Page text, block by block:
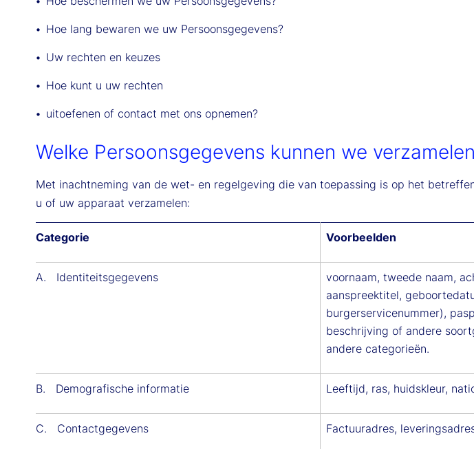
Hoe lang bewaren we uw Persoonsgegevens?
Uw rechten en keuzes
Hoe kunt u uw rechten
uitoefenen of contact met ons opnemen?
Welke Persoonsgegevens kunnen we
Met inachtneming van de wet- en regelgeving die van toepassing is op het
u of uw apparaat verzamelen:
Categorie Voorbeelden
A. Identiteitsgegevens
voornaam, tweede naam,
aanspreektitel,
burgerservicenummer),
beschrijving of andere
andere categorieën.
B. Demografische informatie Leeftijd, ras, huidskleur,
C. Contactgegevens Factuuradres,